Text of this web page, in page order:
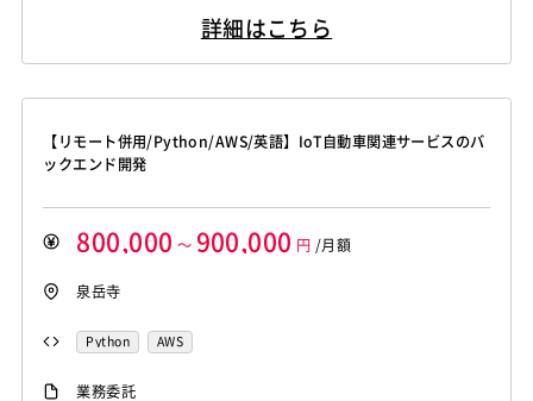
ウド側との連携要件整理支援 ・各種検証計画の立案支援、不具
支援
詳細はこちら
【リモート併用/Python/AWS/英語】IoT自動車関連サービスのバ
ックエンド開発
800,000 ～ 900,000 円 /月額
泉岳寺
Python AWS
業務委託